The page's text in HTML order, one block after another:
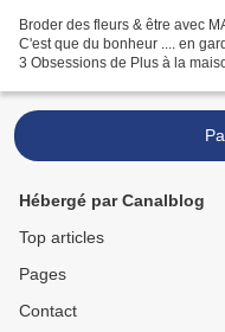
Broder des fleurs & être avec
C'est que du bonheur .... en
3 Obsessions de Plus à la
Hébergé par Canalblog
Top articles
Pages
Contact